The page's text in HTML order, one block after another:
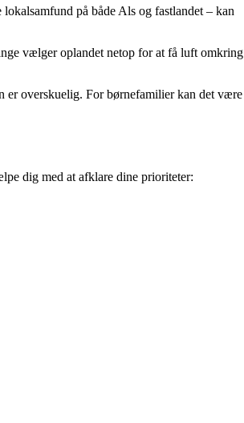
på både Als og fastlandet – kan
vælger oplandet netop for at få luft omkring
er overskuelig. For børnefamilier kan det være
dig med at afklare dine prioriteter: